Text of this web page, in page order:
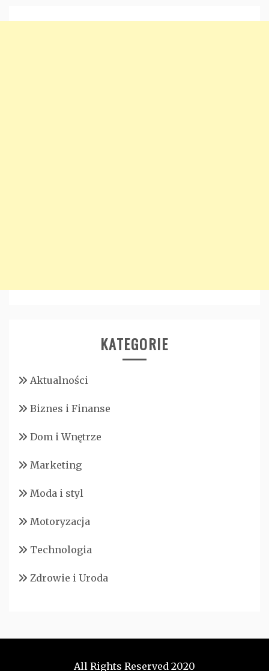
KATEGORIE
Aktualności
Biznes i Finanse
Dom i Wnętrze
Marketing
Moda i styl
Motoryzacja
Technologia
Zdrowie i Uroda
All Rights Reserved 2020